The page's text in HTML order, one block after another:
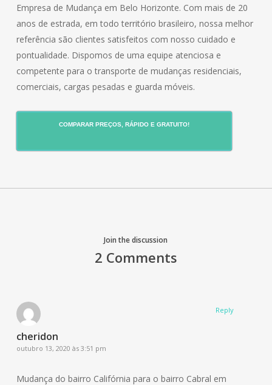
Empresa de Mudança em Belo Horizonte. Com mais de 20
anos de estrada, em todo território brasileiro, nossa melhor
referência são clientes satisfeitos com nosso cuidado e
pontualidade. Dispomos de uma equipe atenciosa e
competente para o transporte de mudanças residenciais,
comerciais, cargas pesadas e guarda móveis.
COMPARAR PREÇOS, RÁPIDO E GRATUITO!
Join the discussion
2 Comments
cheridon
outubro 13, 2020 às 3:51 pm
Mudança do bairro Califórnia para o bairro Cabral em
Reply